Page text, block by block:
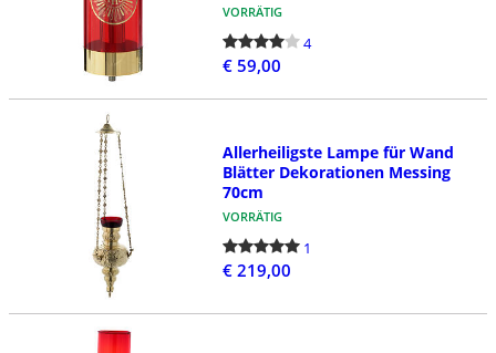
VORRÄTIG
4
€ 59,00
Allerheiligste Lampe für Wand
Blätter Dekorationen Messing
70cm
VORRÄTIG
1
€ 219,00